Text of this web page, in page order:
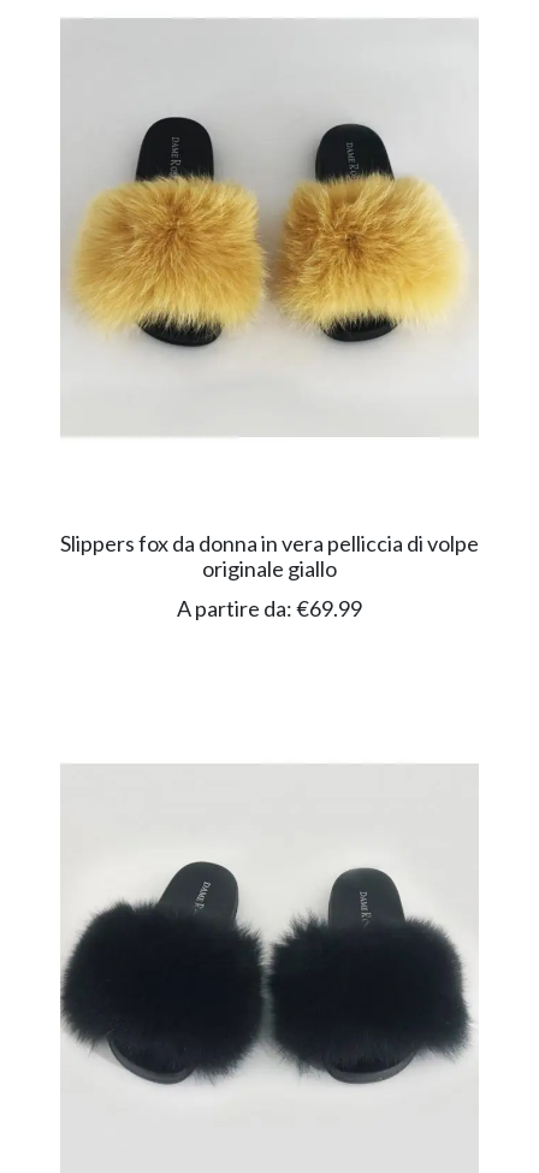
Slippers fox da donna in vera pelliccia di volpe
originale giallo
A partire da:€69.99